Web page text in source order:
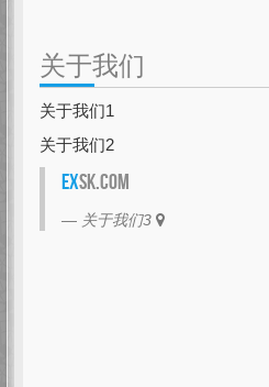
关于我们
关于我们1
关于我们2
EXSK.com
关于我们3